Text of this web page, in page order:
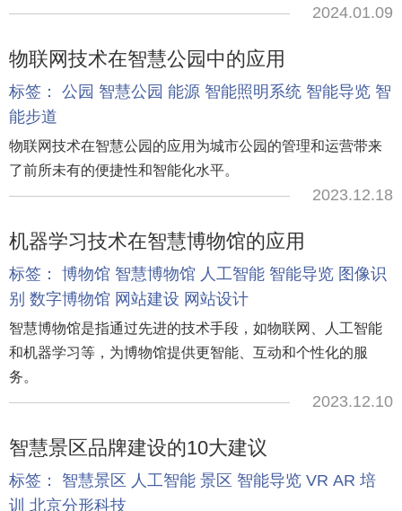
2024.01.09
物联网技术在智慧公园中的应用
标签： 公园 智慧公园 能源 智能照明系统 智能导览 智
能步道
物联网技术在智慧公园的应用为城市公园的管理和运营带来
了前所未有的便捷性和智能化水平。
2023.12.18
机器学习技术在智慧博物馆的应用
标签： 博物馆 智慧博物馆 人工智能 智能导览 图像识
别 数字博物馆 网站建设 网站设计
智慧博物馆是指通过先进的技术手段，如物联网、人工智能
和机器学习等，为博物馆提供更智能、互动和个性化的服
务。
2023.12.10
智慧景区品牌建设的10大建议
标签： 智慧景区 人工智能 景区 智能导览 VR AR 培
训 北京分形科技